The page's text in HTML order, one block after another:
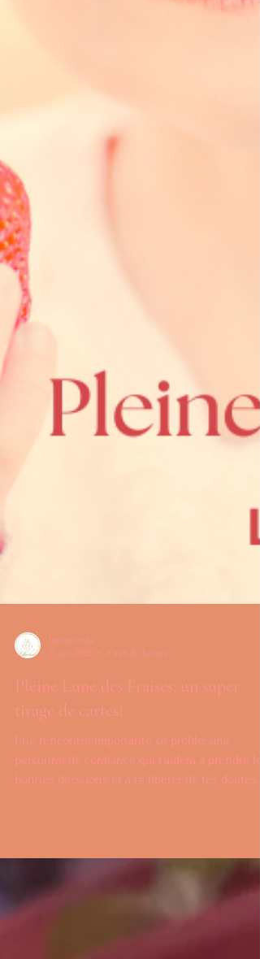
11 juin 2025
3 min de lecture
Pleine Lune des Fraises: un super
tirage de cartes!
Une rencontre importante se profile: une